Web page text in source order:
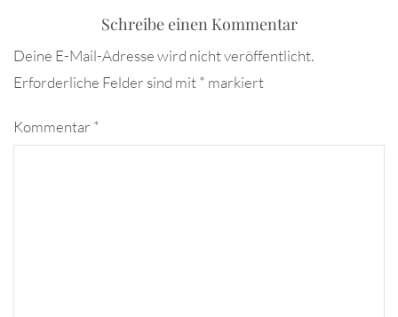
Schreibe einen Kommentar
Deine E-Mail-Adresse wird nicht veröffentlicht.
Erforderliche Felder sind mit* markiert
Kommentar *